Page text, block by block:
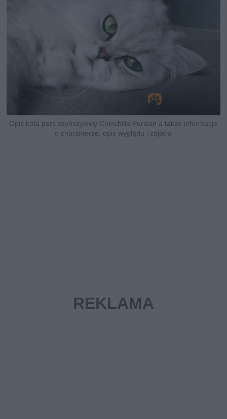
Opis kota pers szynszylowy Chinchilla Persian a takze informacje
o charakterze, opis wyglądu i zdjęcia